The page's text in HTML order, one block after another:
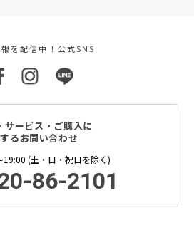
を配信中！公式SNS
サービス・ご購入に
るお問い合わせ
19:00 (土・日・祝日を除く)
86-2101